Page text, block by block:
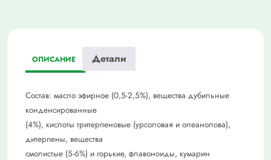
ОПИСАНИЕ Детали
Состав: масло эфирное (0,5-2,5%), вещества дубильные
конденсированные
(4%), кислоты тритерпеновые (урсоловая и олеанолова),
дитерпены, вещества
смолистые (5-6%) и горькие, флавоноиды, кумарин